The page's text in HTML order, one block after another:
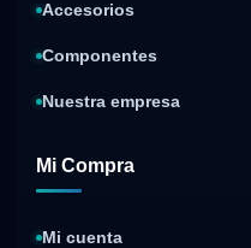
Accesorios
Componentes
Nuestra empresa
Mi Compra
Mi cuenta